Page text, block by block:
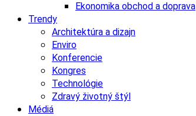
Ekonomika obchod a doprava
Trendy
Architektúra a dizajn
Enviro
Konferencie
Kongres
Technológie
Zdravý životný štýl
Médiá